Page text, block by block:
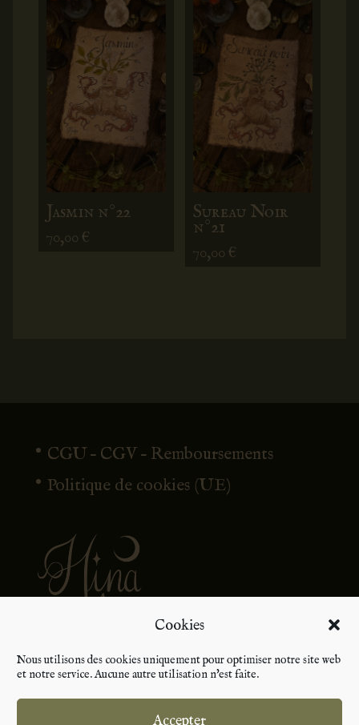
Cookies
Nous utilisons des cookies uniquement pour optimiser notre site web
et notre service. Aucune autre utilisation n'est faite.
Accepter
Jasmin n°22
€
Sureau Noir
n°21
€
CGU – CGV – Remboursements
Politique de cookies (UE)